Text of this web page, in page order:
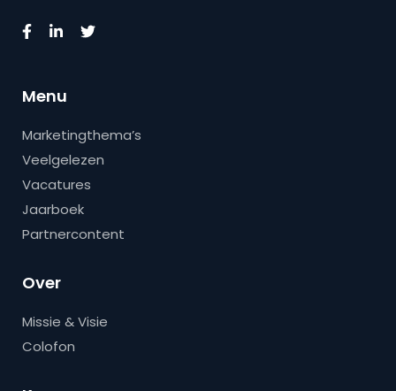
Menu
Marketingthema’s
Veelgelezen
Vacatures
Jaarboek
Partnercontent
Over
Missie & Visie
Colofon